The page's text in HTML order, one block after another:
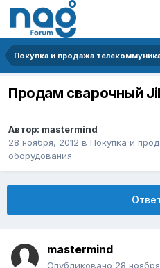
Продам сварочный
Автор: mastermind
28 ноября, 2012 в Покупка и
оборудования
mastermind
Опубликовано 28